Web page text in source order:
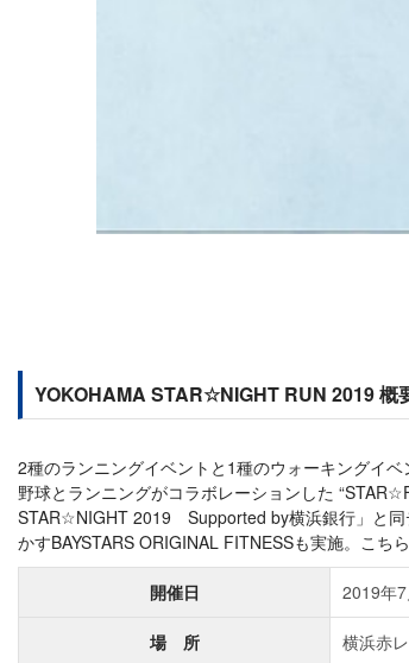
YOKOHAMA STAR☆NIGHT RUN 2019 概
2種のランニングイベントと1種のウォーキングイ
野球とランニングがコラボレーションした
STAR☆NIGHT 2019 Supported by横浜銀行」と同
かすBAYSTARS ORIGINAL FITNESSも実施。こち
開催日 2019年
場 所 横浜赤